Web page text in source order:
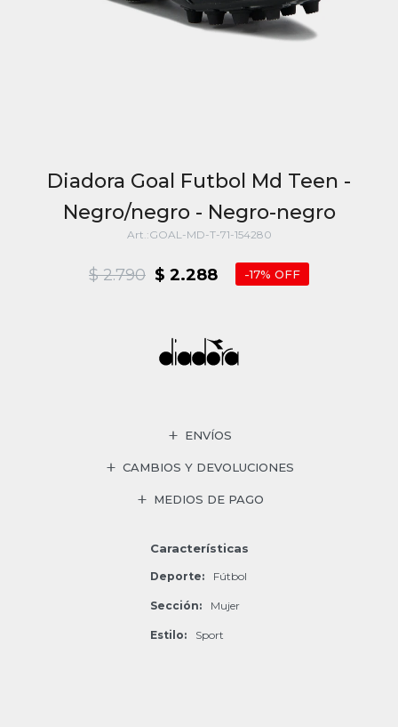
Diadora Goal Futbol Md Teen -
Negro/negro - Negro-negro
GOAL-MD-T-71-154280
$ 2.288
$ 2.790 17
ENVÍOS
CAMBIOS Y DEVOLUCIONES
MEDIOS DE PAGO
Características
Deporte Fútbol
Sección Mujer
Estilo Sport